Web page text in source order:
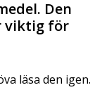
Den
viktig för
läsa den igen.